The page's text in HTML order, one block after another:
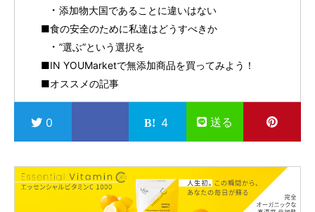
添加物大国であることに違いはない
■食の安全のために私達はどうすべきか
”選ぶ”という選択を
■IN YOUMarketで無添加商品を買ってみよう！
■オススメの記事
0 4 送る